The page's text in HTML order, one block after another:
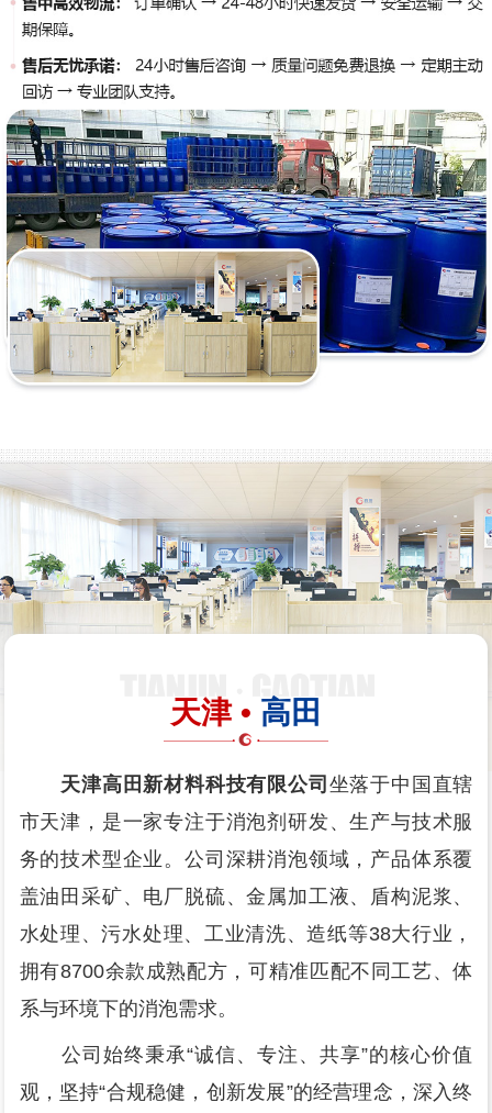
天津 • 高田
天津高田新材料科技有限公司 坐落于中国直辖
市天津，是一家专注于消泡剂研发、生产与技术服
务的技术型企业。公司深耕消泡领域，产品体系覆
盖油田采矿、电厂脱硫、金属加工液、盾构泥浆、
水处理、污水处理、工业清洗、造纸等38大行业，
拥有8700余款成熟配方，可精准匹配不同工艺、体
系与环境下的消泡需求。
公司始终秉承“诚信、专注、共享”的核心价值
观，坚持“合规稳健，创新发展”的经营理念，深入终